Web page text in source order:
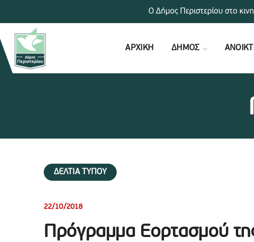
ΑΡΧΙΚΗ ΔΗΜΟΣ
ΔΕΛΤΙΑ ΤΥΠΟΥ
22/10/2018
Πρόγραμμα Εορτασμού
Ο Δήμος Περιστερίου στο